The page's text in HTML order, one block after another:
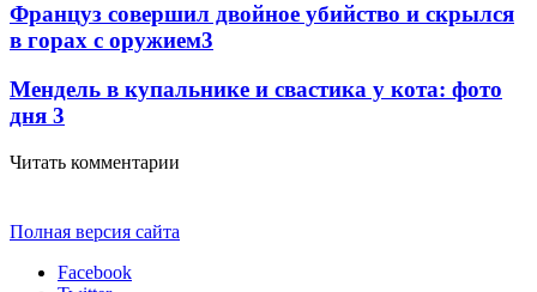
Француз совершил двойное убийство и скрылся
в горах с оружием3
Мендель в купальнике и свастика у кота: фото
дня 3
Читать комментарии
Полная версия сайта
Facebook